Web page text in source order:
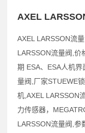
AXEL
AXEL LARSSON流
LARSSON流量阀,价
期 ESA、ESA人机
量阀,厂家STUEWE
机,AXEL LARSSON
力传感器，
LARSSON流量阀,参